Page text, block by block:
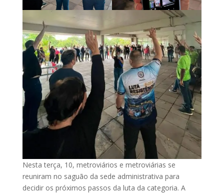
Nesta terça, 10, metroviários e metroviárias se
reuniram no saguão da sede administrativa para
decidir os próximos passos da luta da categoria. A